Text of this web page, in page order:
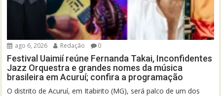
ago 6, 2026 Redação 0
Festival Uaimií reúne Fernanda Takai, Inconfidentes
Jazz Orquestra e grandes nomes da música
brasileira em Acuruí; confira a programação
O distrito de Acuruí, em Itabirito (MG), será palco de um dos